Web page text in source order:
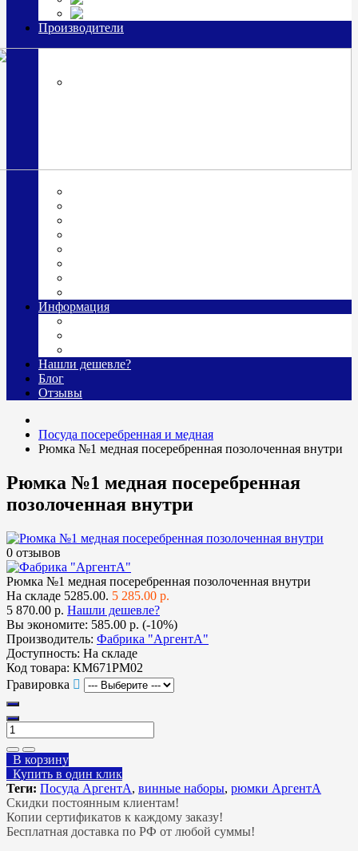
Производители
Информация
Нашли дешевле?
Блог
Отзывы
Посуда посеребренная и медная
Рюмка №1 медная посеребренная позолоченная внутри
Рюмка №1 медная посеребренная
позолоченная внутри
0 отзывов
Рюмка №1 медная посеребренная позолоченная внутри
На складе 5285.00. 5 285.00 р.
5 870.00 р. Нашли дешевле?
Вы экономите: 585.00 р. (-10%)
Производитель: Фабрика "АргентА"
Доступность: На складе
Код товара: КМ671РМ02
Гравировка
В корзину
Купить в один клик
Теги: Посуда АргентА, винные наборы, рюмки АргентА
Скидки постоянным клиентам!
Копии сертификатов к каждому заказу!
Бесплатная доставка по РФ от любой суммы!